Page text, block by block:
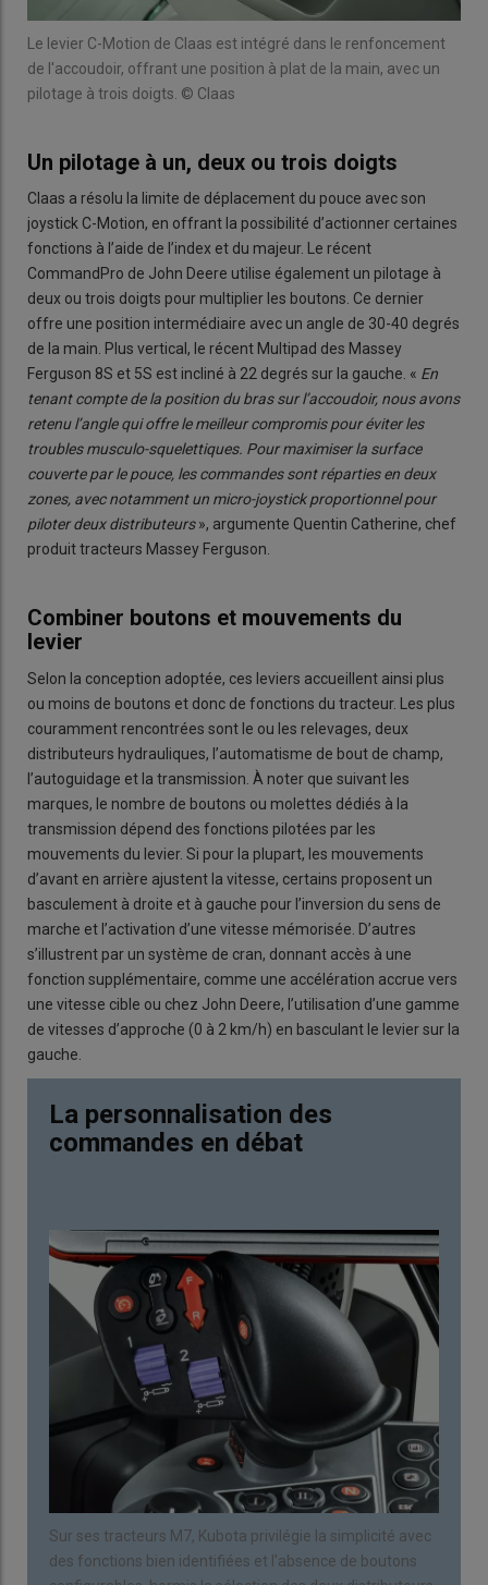
Le levier C-Motion de Claas est intégré dans le renfoncement
de l'accoudoir, offrant une position à plat de la main, avec un
pilotage à trois doigts. © Claas
Un pilotage à un, deux ou trois doigts
Claas a résolu la limite de déplacement du pouce avec son
joystick C-Motion, en offrant la possibilité d’actionner certaines
fonctions à l’aide de l’index et du majeur. Le récent
CommandPro de John Deere utilise également un pilotage à
deux ou trois doigts pour multiplier les boutons. Ce dernier
offre une position intermédiaire avec un angle de 30-40 degrés
de la main. Plus vertical, le récent Multipad des Massey
Ferguson 8S et 5S est incliné à 22 degrés sur la gauche. « En
tenant compte de la position du bras sur l’accoudoir, nous avons
retenu l’angle qui offre le meilleur compromis pour éviter les
troubles musculo-squelettiques. Pour maximiser la surface
couverte par le pouce, les commandes sont réparties en deux
zones, avec notamment un micro-joystick proportionnel pour
piloter deux distributeurs», argumente Quentin Catherine, chef
produit tracteurs Massey Ferguson.
Combiner boutons et mouvements du
levier
Selon la conception adoptée, ces leviers accueillent ainsi plus
ou moins de boutons et donc de fonctions du tracteur. Les plus
couramment rencontrées sont le ou les relevages, deux
distributeurs hydrauliques, l’automatisme de bout de champ,
l’autoguidage et la transmission. À noter que suivant les
marques, le nombre de boutons ou molettes dédiés à la
transmission dépend des fonctions pilotées par les
mouvements du levier. Si pour la plupart, les mouvements
d’avant en arrière ajustent la vitesse, certains proposent un
basculement à droite et à gauche pour l’inversion du sens de
marche et l’activation d’une vitesse mémorisée. D’autres
s’illustrent par un système de cran, donnant accès à une
fonction supplémentaire, comme une accélération accrue vers
une vitesse cible ou chez John Deere, l’utilisation d’une gamme
de vitesses d’approche (0 à 2 km/h) en basculant le levier sur la
gauche.
La personnalisation des
commandes en débat
Sur ses tracteurs M7, Kubota privilégie la simplicité avec
des fonctions bien identifiées et l'absence de boutons